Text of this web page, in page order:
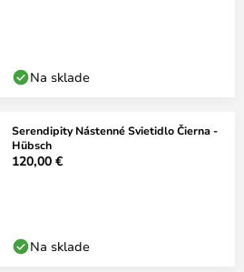
Na sklade
Serendipity Nástenné Svietidlo Čierna -
Hübsch
120,00 €
Na sklade